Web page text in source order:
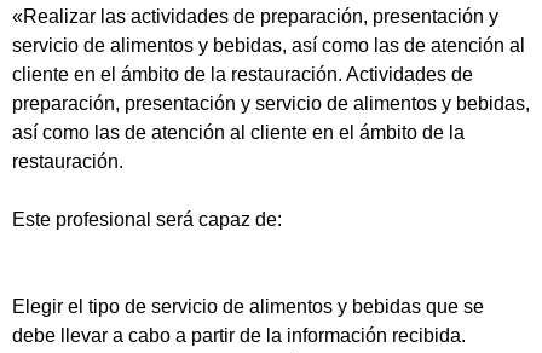
«Realizar las actividades de preparación, presentación y
servicio de alimentos y bebidas, así como las de atención al
cliente en el ámbito de la restauración. Actividades de
preparación, presentación y servicio de alimentos y bebidas,
así como las de atención al cliente en el ámbito de la
restauración.
Este profesional será capaz de:
Elegir el tipo de servicio de alimentos y bebidas que se
debe llevar a cabo a partir de la información recibida.